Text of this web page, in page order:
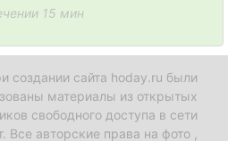
15 мин
создании сайта hoday.ru были
материалы из открытых
свободного доступа в сети
Все авторские права на фото ,